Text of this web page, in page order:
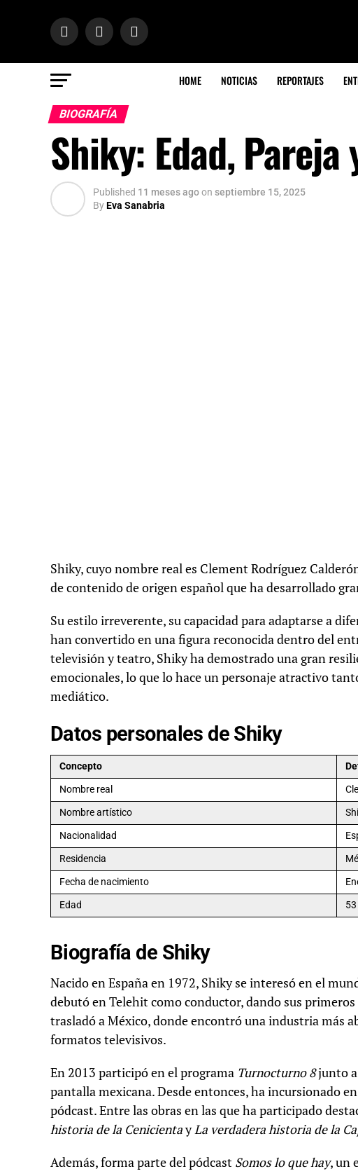
HOME NOTICIAS REPORTAJES
BIOGRAFÍA
Shiky: Edad,
Published 11 meses agoon septiembre 15, 2025
ByEva Sanabria
Shiky, cuyo nombre real es Clement Rodríguez
de contenido de origen español que ha desarrollado
Su estilo irreverente, su capacidad para adaptarse a
han convertido en una figura reconocida dentro del
televisión y teatro, Shiky ha demostrado una gran
emocionales, lo que lo hace un personaje atractivo
mediático.
Datos personales de Shiky
Concepto
Nombre real
Nombre artístico
Nacionalidad
Residencia
Fecha de nacimiento
Edad
Biografía de Shiky
Nacido en España en 1972, Shiky se interesó en el
debutó en Telehit como conductor, dando sus
trasladó a México, donde encontró una industria más
formatos televisivos.
En 2013 participó en el programa Turnocturno 8junto a
pantalla mexicana. Desde entonces, ha incursionado
pódcast. Entre las obras en las que ha participado
historia de la CenicientayLa verdadera historia de la
Además, forma parte del pódcast Somos lo que hay, un